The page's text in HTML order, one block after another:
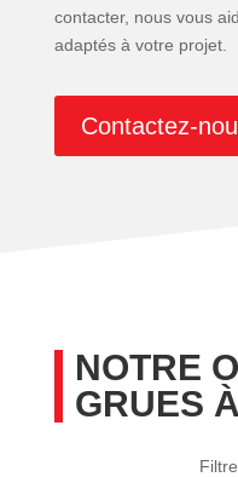
contacter, nous vous
adaptés à votre projet.
Contactez-
NOTRE
GRUES